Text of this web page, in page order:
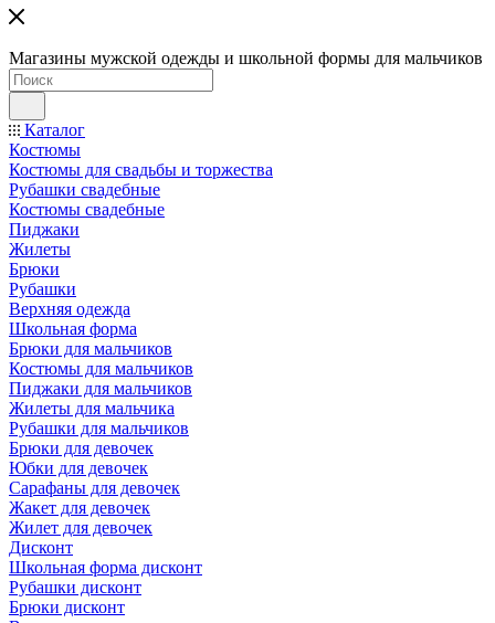
Магазины мужской одежды и школьной формы для мальчиков
Каталог
Костюмы
Костюмы для свадьбы и торжества
Рубашки свадебные
Костюмы свадебные
Пиджаки
Жилеты
Брюки
Рубашки
Верхняя одежда
Школьная форма
Брюки для мальчиков
Костюмы для мальчиков
Пиджаки для мальчиков
Жилеты для мальчика
Рубашки для мальчиков
Брюки для девочек
Юбки для девочек
Сарафаны для девочек
Жакет для девочек
Жилет для девочек
Дисконт
Школьная форма дисконт
Рубашки дисконт
Брюки дисконт